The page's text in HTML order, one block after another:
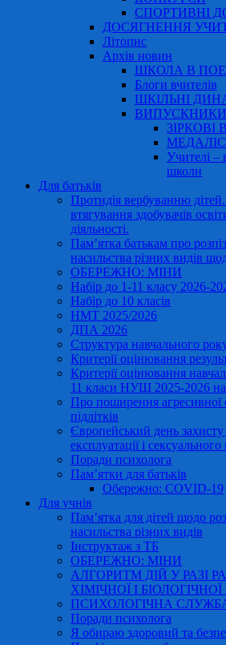
СПОРТИВНІ
ДОСЯГНЕННЯ
Літопис
Архів новин
ШКОЛА В
Блоги вчителів
ШКІЛЬНІ
ВИПУСКНИКИ
Учителі –
школи
Для батьків
Протидія вербуванню
втягування здобувачів
діяльності.
Пам’ятка батькам про
насильства різних видів
ОБЕРЕЖНО: МІНИ
Набір до 1-11 класу 2026-
Набір до 10 класів
НМТ 2025/2026
ДПА 2026
Структура навчального
Критерії оцінювання
Критерії оцінювання
11 класи НУШ 2025-2026
Про поширення агресивної
підлітків
Європейський день захисту
експлуатації і
Поради психолога
Пам’ятки для батьків
Обережно: COVID-19
Для учнів
Пам’ятка для дітей щодо
насильства різних видів
Інструктаж з ТБ
ОБЕРЕЖНО: МІНИ
АЛГОРИТМ ДІЙ У РАЗІ
ХІМІЧНОЇ І
ПСИХОЛОГІЧНА
Поради психолога
Я обираю здоровий та